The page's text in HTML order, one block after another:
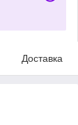
Доставка